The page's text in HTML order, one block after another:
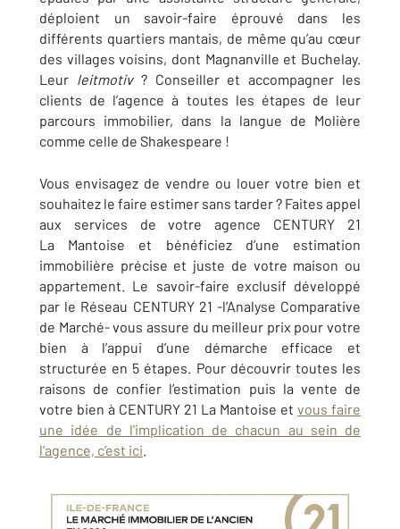
déploient un savoir-faire éprouvé dans les
différents quartiers mantais, de même qu’au cœur
des villages voisins, dont Magnanville et Buchelay.
Leur leitmotiv? Conseiller et accompagner les
clients de l’agence à toutes les étapes de leur
parcours immobilier, dans la langue de Molière
comme celle de Shakespeare !
Vous envisagez de vendre ou louer votre bien et
souhaitez le faire estimer sans tarder ? Faites appel
aux services de votre agence CENTURY 21
La Mantoise et bénéficiez d’une estimation
immobilière précise et juste de votre maison ou
appartement. Le savoir-faire exclusif développé
par le Réseau CENTURY 21 -l’Analyse Comparative
de Marché- vous assure du meilleur prix pour votre
bien à l’appui d’une démarche efficace et
structurée en 5 étapes. Pour découvrir toutes les
raisons de confier l’estimation puis la vente de
votre bien à CENTURY 21 La Mantoise et vous faire
une idée de l'implication de chacun au sein de
l'agence, c’est ici.